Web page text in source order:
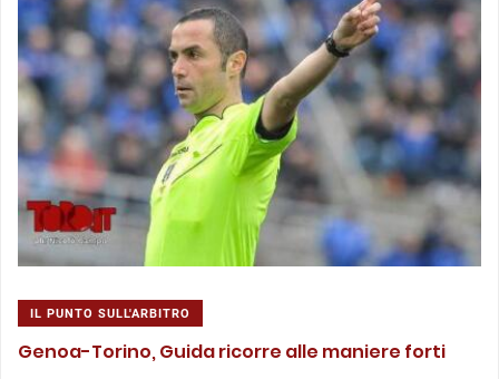
IL PUNTO SULL'ARBITRO
Genoa-Torino, Guida ricorre alle maniere forti